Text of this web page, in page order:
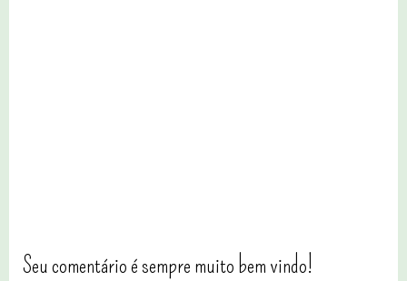
Seu comentário é sempre muito bem vindo!